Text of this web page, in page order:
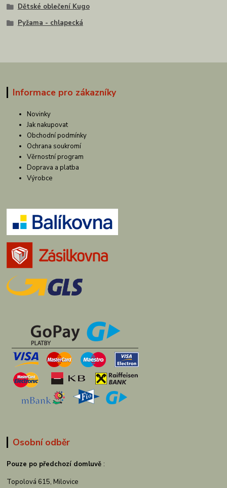
Dětské oblečení Kugo
Pyžama - chlapecká
Informace pro zákazníky
Novinky
Jak nakupovat
Obchodní podmínky
Ochrana soukromí
Věrnostní program
Doprava a platba
Výrobce
Osobní odběr
Pouze po předchozí domluvě :
Topolová 615, Milovice